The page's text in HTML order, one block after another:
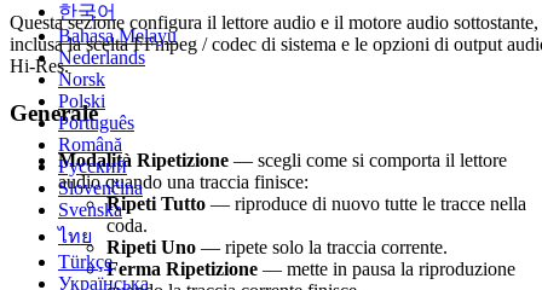
한국어
Bahasa Melayu
Nederlands
Norsk
Polski
Português
Română
Русский
Slovenčina
Svenska
ไทย
Türkçe
Українська
Questa sezione configura il lettore audio e il motore audio sottostante,
inclusa la scelta FFmpeg / codec di sistema e le opzioni di output
Hi-Res.
Generale
Modalità Ripetizione — scegli come si comporta il lettore
audio quando una traccia finisce:
Ripeti Tutto — riproduce di nuovo tutte le tracce nella
coda.
Ripeti Uno — ripete solo la traccia corrente.
Ferma Ripetizione — mette in pausa la riproduzione